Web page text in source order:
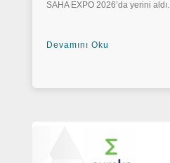
SAHA EXPO 2026’da yerini aldı.
Devamını Oku